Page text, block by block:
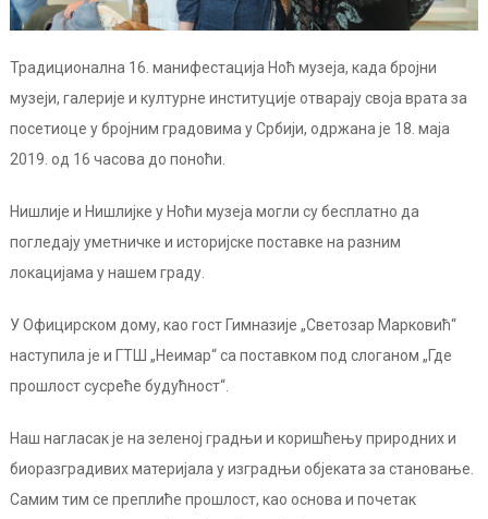
Традиционална 16. манифестација Ноћ музеја, када бројни
музеји, галерије и културне институције отварају своја врата за
посетиоце у бројним градовима у Србији, одржана је 18. маја
2019. од 16 часова до поноћи.
Нишлије и Нишлијке у Ноћи музеја могли су бесплатно да
погледају уметничке и историјске поставке на разним
локацијама у нашем граду.
У Официрском дому, као гост Гимназије „Светозар Марковић“
наступила је и ГТШ „Неимар“ са поставком под слоганом „Где
прошлост сусреће будућност“.
Наш нагласак је на зеленој градњи и коришћењу природних и
биоразградивих материјала у изградњи објеката за становање.
Самим тим се преплиће прошлост, као основа и почетак